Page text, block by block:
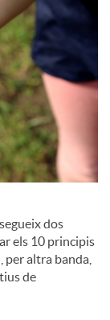
dos
els 10 principis
per altra banda,
de